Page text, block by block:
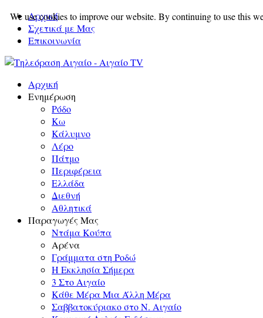
Αρχική
Σχετικά με Μας
Επικοινωνία
Αρχική
Ενημέρωση
Ρόδο
Κω
Κάλυμνο
Λέρο
Πάτμο
Περιφέρεια
Ελλάδα
Διεθνή
Αθλητικά
Παραγωγές Μας
Ντάμα Κούπα
Αρένα
Γράμματα στη Ροδώ
Η Εκκλησία Σήμερα
3 Στο Αιγαίο
Κάθε Μέρα Μια Άλλη Μέρα
Σαββατοκύριακο στο Ν. Αιγαίο
We use cookies to improve our website. By continuing to use this